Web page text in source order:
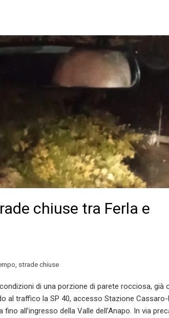
chiuse tra Ferla e
, strade chiuse
di una porzione di parete rocciosa, già
al traffico la SP 40, accesso Stazione
all’ingresso della Valle dell’Anapo. In via